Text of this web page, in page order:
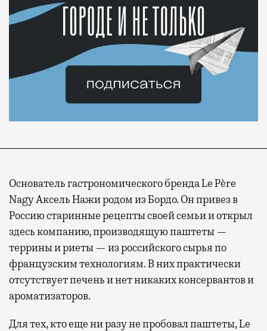
Основатель гастрономического бренда Le Père
Nagy Аксель Нажи родом из Бордо. Он привез в
Россию старинные рецепты своей семьи и открыл
здесь компанию, производящую паштеты —
террины и риеты — из российского сырья по
французским технологиям. В них практически
отсутствует печень и нет никаких консервантов и
ароматизаторов.
Для тех, кто еще ни разу не пробовал паштеты, Le